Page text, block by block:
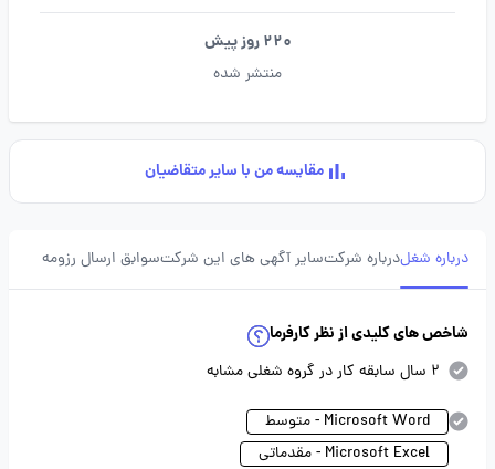
220 روز پیش
منتشر شده
مقایسه من با سایر متقاضیان
درباره شغلدرباره شرکتسایر آگهی های این شرکتسوابق ارسال رزومه
شاخص های کلیدی از نظر کارفرما
2 سال سابقه کار در گروه شغلی مشابه
Microsoft Word - متوسط
Microsoft Excel - مقدماتی